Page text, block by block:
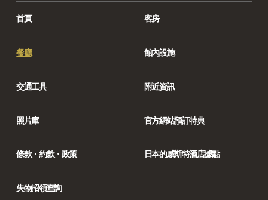
首頁 客房
餐廳 館內設施
交通工具 附近資訊
照片庫 官方網站預訂特典
條款・約款・政策 日本的威斯特酒店據點
失物招領查詢